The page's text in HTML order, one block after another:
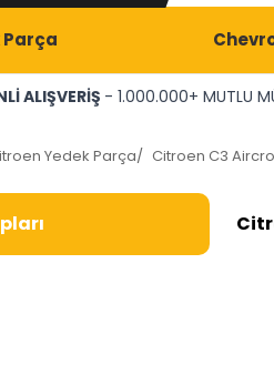
Parça
ALIŞVERİŞ - 1.000.000+ MUTLU
Yedek Parça/ Citroen C3